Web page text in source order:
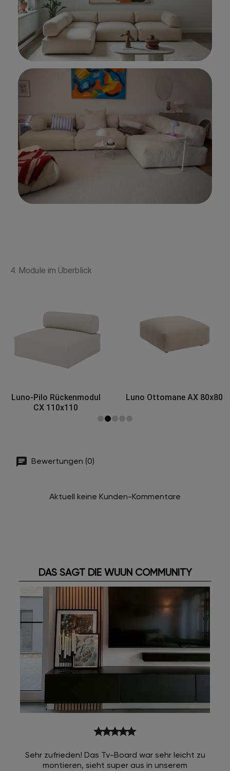
4. Module im Überblick
Luno-Pilo Rückenmodul
CX 110x110
Luno Ottomane AX 80x80
Bewertungen (0)
Aktuell keine Kunden-Kommentare
DAS SAGT DIE WUUN COMMUNITY
starstarstarstarstar
Sehr zufrieden! Das Tv-Board war sehr leicht zu
montieren, sieht super aus in unserem